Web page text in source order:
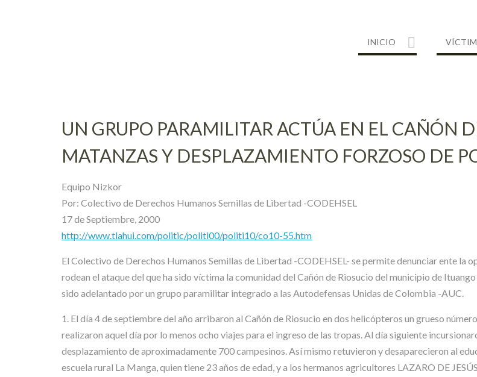
INICIO
UN GRUPO PARAMILITAR ACTÚA EN EL CAÑÓN
MATANZAS Y DESPLAZAMIENTO FORZOSO DE
Equipo Nizkor
Por: Colectivo de Derechos Humanos Semillas de Libertad -CODEHSEL
17 de Septiembre, 2000
http://www.tlahui.com/politic/politi00/politi10/co10-55.htm
El Colectivo de Derechos Humanos Semillas de Libertad -CODEHSEL- se permite denunciar ente la
rodean el ataque del que ha sido víctima la comunidad del Cañón de Riosucio del municipio de
sido adelantado por un grupo paramilitar integrado a las Autodefensas Unidas de Colombia -AUC.
1. El día 4 de septiembre del año arribaron al Cañón de Riosucio en dos helicópteros un grueso
realizaron aquel día por lo menos ocho viajes para el ingreso de las tropas. Al día siguiente
desplazamiento de aproximadamente 700 campesinos. Así mismo retuvieron y desaparecieron al
escuela rural La Manga, quien tiene 23 años de edad, y a los hermanos agricultores LAZARO DE